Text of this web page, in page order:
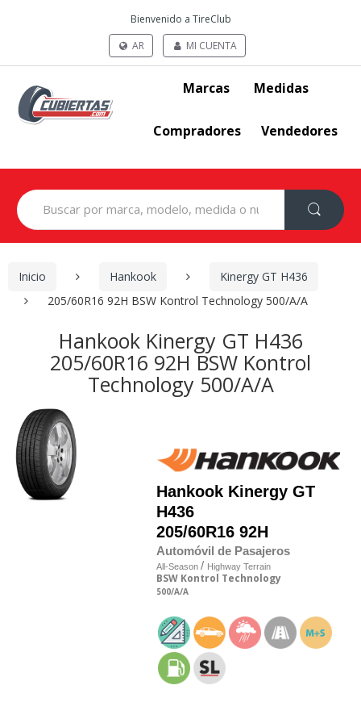
Bienvenido a TireClub
AR
MI CUENTA
Marcas Medidas
Compradores Vendedores
Search
for:
Inicio Hankook
Kinergy GT H436
205/60R16 92H BSW Kontrol Technology 500/A/A
Hankook Kinergy GT H436
205/60R16 92H BSW Kontrol
Technology 500/A/A
Hankook Kinergy GT
H436
205/60R16 92H
Automóvil de Pasajeros
All-Season / Highway Terrain
BSW Kontrol Technology
500/A/A